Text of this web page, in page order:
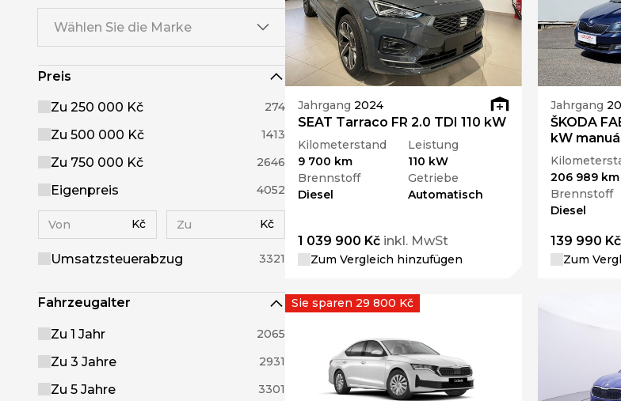
Wählen Sie die Marke
Preis
Zu 250 000 Kč 274
Zu 500 000 Kč 1413
Zu 750 000 Kč 2646
Eigenpreis 4052
Kč Kč
Umsatzsteuerabzug 3321
Fahrzeugalter
Zu 1 Jahr 2065
Zu 3 Jahre 2931
Zu 5 Jahre 3301
Jahrgang 2024
SEAT Tarraco FR 2.0 TDI 110 kW
Kilometerstand
9 700 km
Leistung
110 kW
Brennstoff
Diesel
Getriebe
Automatisch
1 039 900 Kč inkl. MwSt
Zum Vergleich hinzufügen
Jahrgang
ŠKODA
kW
206 989 km
Brennstoff
Diesel
139 990 Kč
Zum
Sie sparen 29 800 Kč